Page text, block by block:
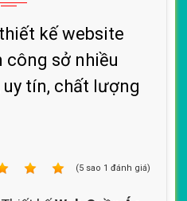
kế website
công sở nhiều
uy tín, chất lượng
(5 sao 1 đánh giá)